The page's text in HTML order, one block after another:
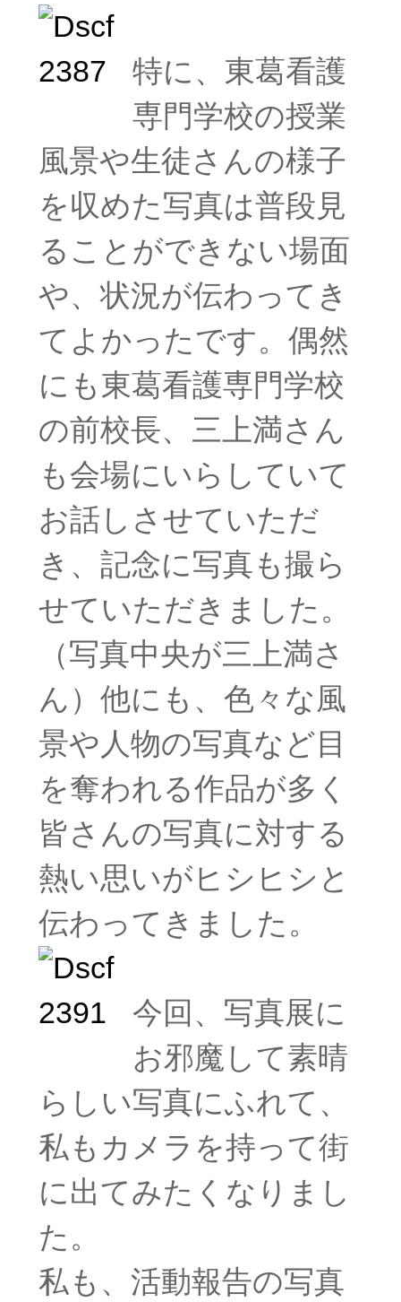
特に、東葛看護
専門学校の授業
風景や生徒さんの様子
を収めた写真は普段見
ることができない場面
や、状況が伝わってき
てよかったです。偶然
にも東葛看護専門学校
の前校長、三上満さん
も会場にいらしていて
お話しさせていただ
き、記念に写真も撮ら
せていただきました。
（写真中央が三上満さ
ん）他にも、色々な風
景や人物の写真など目
を奪われる作品が多く
皆さんの写真に対する
熱い思いがヒシヒシと
伝わってきました。
今回、写真展に
お邪魔して素晴
らしい写真にふれて、
私もカメラを持って街
に出てみたくなりまし
た。
私も、活動報告の写真